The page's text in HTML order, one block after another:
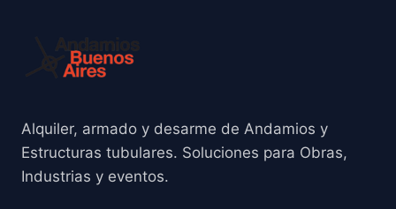
Alquiler, armado y desarme de Andamios y
Estructuras tubulares. Soluciones para Obras,
Industrias y eventos.